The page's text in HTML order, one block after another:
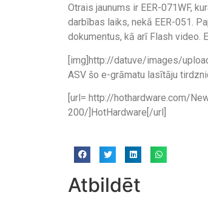
Otrais jaunums ir EER-071WF,
darbības laiks, nekā EER-051.
dokumentus, kā arī Flash video.
[img]http://datuve/images/
ASV šo e-grāmatu lasītāju
[url= http://hothardware.com/
200/]HotHardware[/url]
Atbildēt